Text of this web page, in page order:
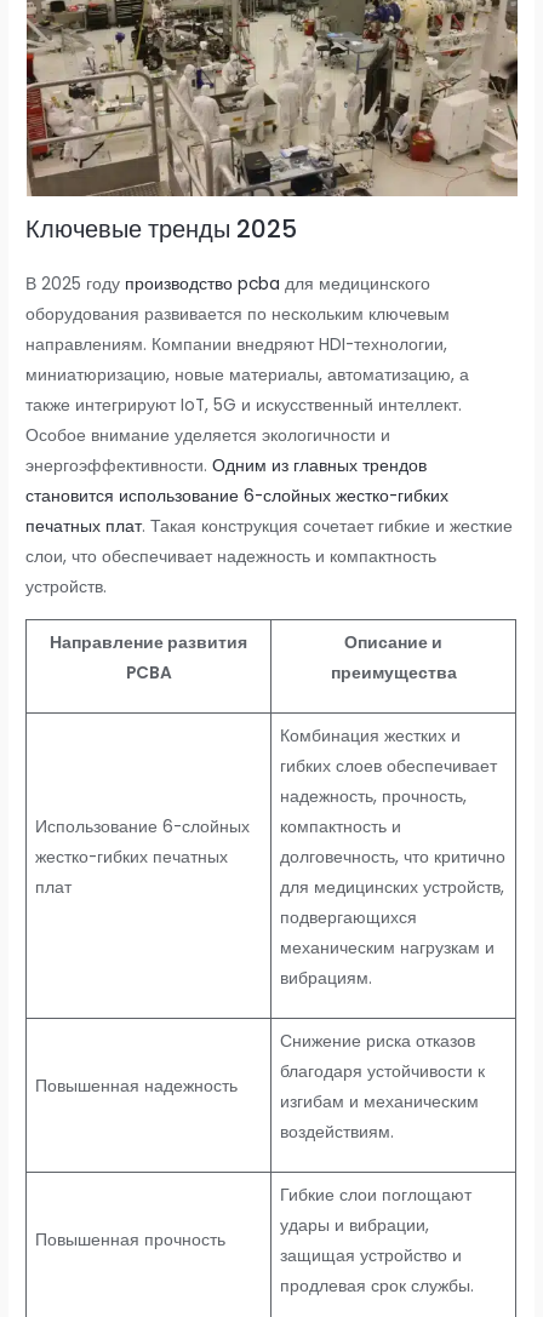
Ключевые тренды 2025
В 2025 году производство pcba для медицинского
оборудования развивается по нескольким ключевым
направлениям. Компании внедряют HDI-технологии,
миниатюризацию, новые материалы, автоматизацию, а
также интегрируют IoT, 5G и искусственный интеллект.
Особое внимание уделяется экологичности и
энергоэффективности.Одним из главных трендов
становится использование 6-слойных жестко-гибких
печатных плат. Такая конструкция сочетает гибкие и жесткие
слои, что обеспечивает надежность и компактность
устройств.
Направление развития
PCBA
Описание и
преимущества
Использование 6-слойных
жестко-гибких печатных
плат
Комбинация жестких и
гибких слоев обеспечивает
надежность, прочность,
компактность и
долговечность, что критично
для медицинских устройств,
подвергающихся
механическим нагрузкам и
вибрациям.
Повышенная надежность
Снижение риска отказов
благодаря устойчивости к
изгибам и механическим
воздействиям.
Повышенная прочность
Гибкие слои поглощают
удары и вибрации,
защищая устройство и
продлевая срок службы.